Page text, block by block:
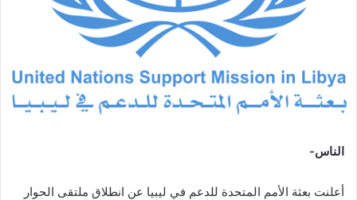
و
ن
ي
الناس-
أعلنت بعثة الأمم المتحدة للدعم في ليبيا عن انطلاق ملتقى الحوار